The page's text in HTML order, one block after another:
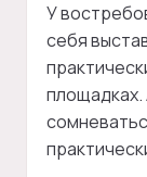
У
себя
площадках.